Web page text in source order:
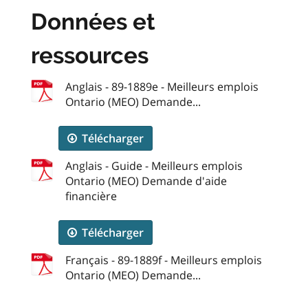
Données et
ressources
Anglais - 89-1889e - Meilleurs emplois
Ontario (MEO) Demande...
Télécharger
Anglais - Guide - Meilleurs emplois
Ontario (MEO) Demande d'aide
financière
Télécharger
Français - 89-1889f - Meilleurs emplois
Ontario (MEO) Demande...